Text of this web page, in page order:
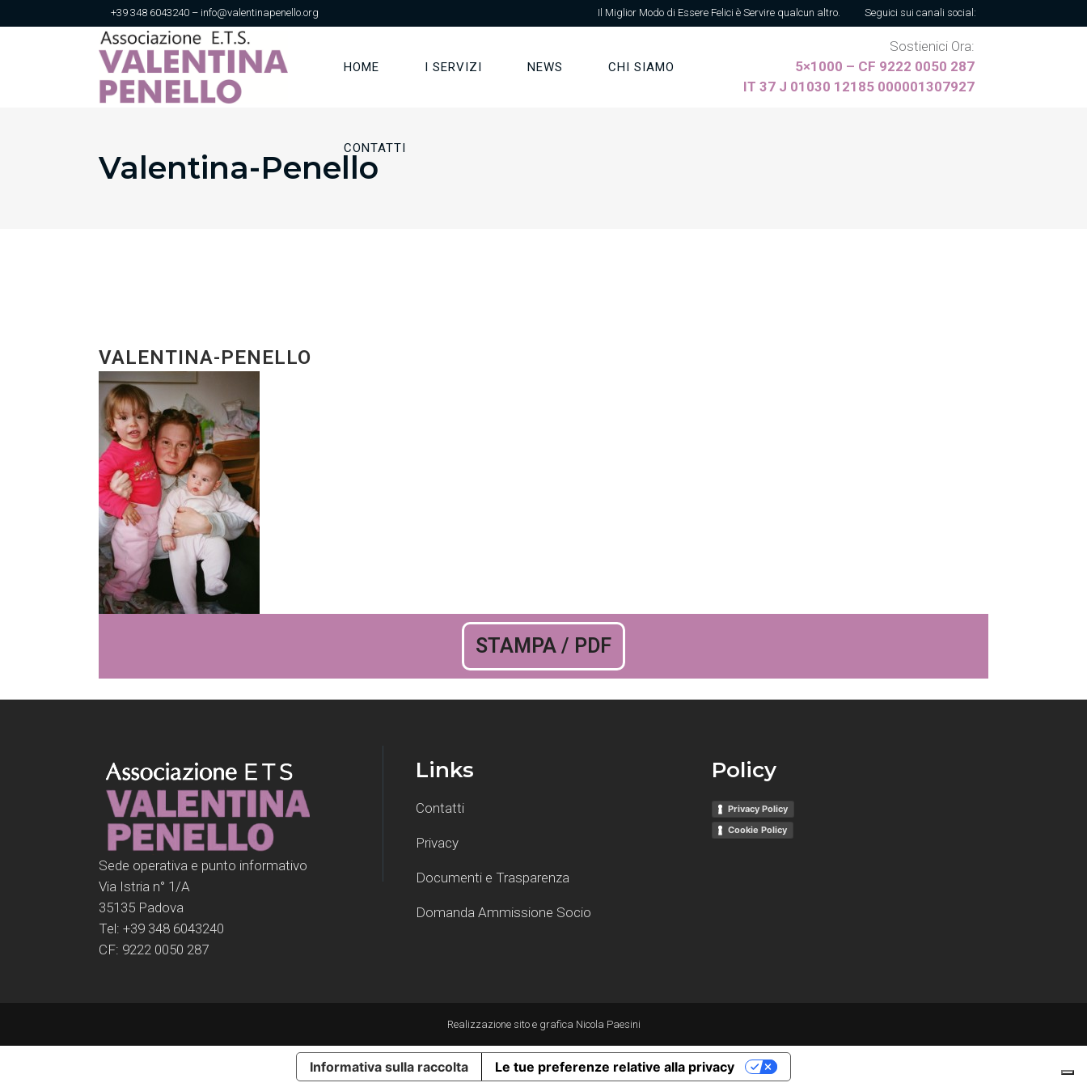
+39 348 6043240 – info@valentinapenello.org Il Miglior Modo di Essere Felici è Servire qualcun altro. Seguici sui canali social:
Sostienici Ora:
5×1000 – CF 9222 0050 287
IT 37 J 01030 12185 000001307927
HOME I SERVIZI NEWS CHI SIAMO
CONTATTI
Valentina-Penello
VALENTINA-PENELLO
STAMPA / PDF
Sede operativa e punto informativo
Via Istria n° 1/A
35135 Padova
Tel: +39 348 6043240
CF: 9222 0050 287
Links
Contatti
Privacy
Documenti e Trasparenza
Domanda Ammissione Socio
Policy
Privacy Policy
Cookie Policy
Realizzazione sito e grafica Nicola Paesini
Informativa sulla raccolta Le tue preferenze relative alla privacy